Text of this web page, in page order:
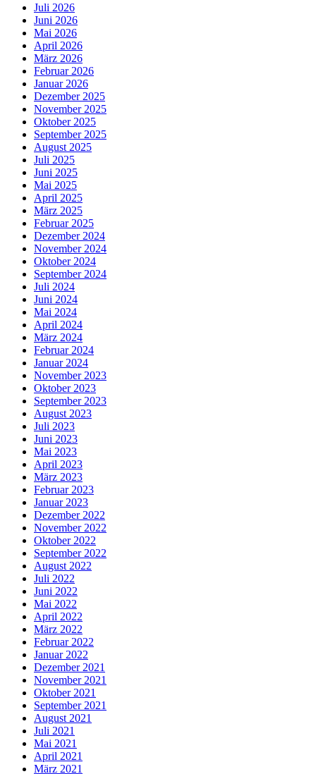
Juli 2026
Juni 2026
Mai 2026
April 2026
März 2026
Februar 2026
Januar 2026
Dezember 2025
November 2025
Oktober 2025
September 2025
August 2025
Juli 2025
Juni 2025
Mai 2025
April 2025
März 2025
Februar 2025
Dezember 2024
November 2024
Oktober 2024
September 2024
Juli 2024
Juni 2024
Mai 2024
April 2024
März 2024
Februar 2024
Januar 2024
November 2023
Oktober 2023
September 2023
August 2023
Juli 2023
Juni 2023
Mai 2023
April 2023
März 2023
Februar 2023
Januar 2023
Dezember 2022
November 2022
Oktober 2022
September 2022
August 2022
Juli 2022
Juni 2022
Mai 2022
April 2022
März 2022
Februar 2022
Januar 2022
Dezember 2021
November 2021
Oktober 2021
September 2021
August 2021
Juli 2021
Mai 2021
April 2021
März 2021